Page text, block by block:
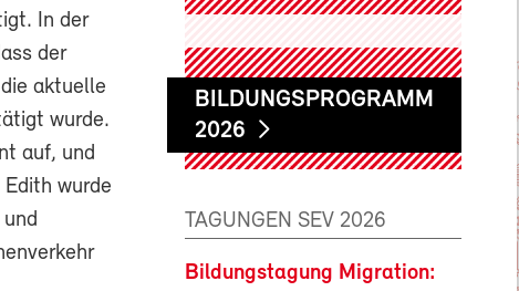
In der
der
aktuelle
wurde.
auf, und
wurde
BILDUNGSPROGRAMM
2026
TAGUNGEN SEV 2026
Bildungstagung Migration: